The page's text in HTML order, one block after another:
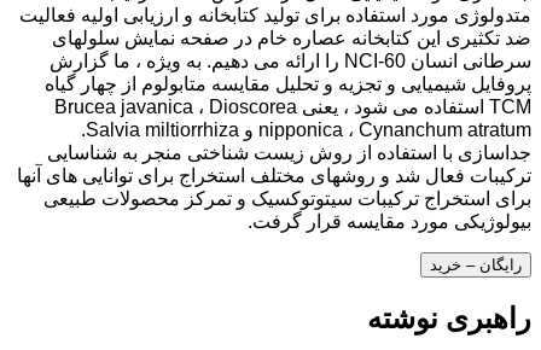
متدولوژی مورد استفاده برای تولید کتابخانه و ارزیابی اولیه فعالیت
ضد تکثیری این کتابخانه عصاره خام در صفحه نمایش سلولهای
سرطانی انسان NCI-60 را ارائه می دهیم. به ویژه ، ما گزارش
پروفایل شیمیایی و تجزیه و تحلیل مقایسه متابولوم از چهار گیاه
TCM استفاده می شود ، یعنی Brucea javanica ، Dioscorea
nipponica ، Cynanchum atratum و Salvia miltiorrhiza.
جداسازی با استفاده از روش زیست شناختی منجر به شناسایی
ترکیبات فعال شد و روشهای مختلف استخراج برای توانایی های آنها
برای استخراج ترکیبات سیتوتوکسیک و تمرکز محصولات طبیعی
بیولوژیکی مورد مقایسه قرار گرفت.
رایگان – خرید
راهبری نوشته